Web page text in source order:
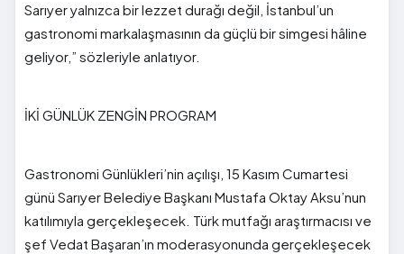
Sarıyer yalnızca bir lezzet durağı değil, İstanbul’un
gastronomi markalaşmasının da güçlü bir simgesi hâline
geliyor,” sözleriyle anlatıyor.
İKİ GÜNLÜK ZENGİN PROGRAM
Gastronomi Günlükleri’nin açılışı, 15 Kasım Cumartesi
günü Sarıyer Belediye Başkanı Mustafa Oktay Aksu’nun
katılımıyla gerçekleşecek. Türk mutfağı araştırmacısı ve
şef Vedat Başaran’ın moderasyonunda gerçekleşecek